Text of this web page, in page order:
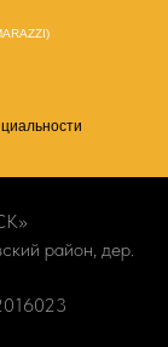
район, дер.